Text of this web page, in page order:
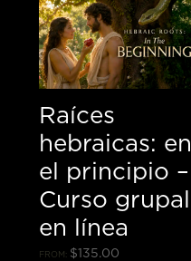
Raíces
hebraicas: en
el principio –
Curso grupal
en línea
FROM: $135.00